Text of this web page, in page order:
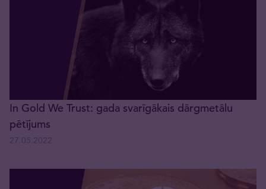
In Gold We Trust: gada svarīgākais dārgmetālu
pētījums